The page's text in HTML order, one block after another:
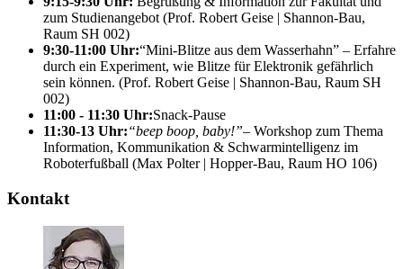
zum Studienangebot (Prof. Robert Geise | Shannon-Bau,
Raum SH 002)
9:30-11:00 Uhr: Mini-Blitze aus dem Wasserhahn
– Erfahre
durch ein Experiment, wie Blitze für Elektronik gefährlich
sein können. (Prof. Robert Geise | Shannon-Bau, Raum SH
002)
11:00 - 11:30 Uhr:Snack-Pause
11:30-13 Uhr: beep boop, baby! – Workshop zum Thema
Information, Kommunikation & Schwarmintelligenz im
Roboterfußball (Max Polter | Hopper-Bau, Raum HO 106)
Kontakt